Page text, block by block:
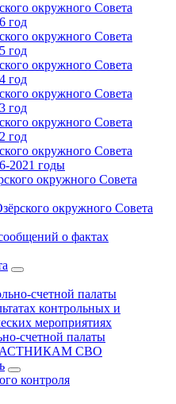
окружного Совета
год
окружного Совета
год
окружного Совета
год
окружного Совета
год
окружного Совета
год
окружного Совета
2021 годы
окружного Совета
окружного Совета
о фактах
счетной палаты
контрольных и
мероприятиях
счетной палаты
СВО
контроля